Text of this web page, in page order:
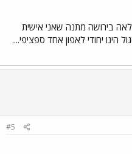
בירושה מתנה שאני אישית
הינו יחודי לאפון אחד ספציפי....
#5